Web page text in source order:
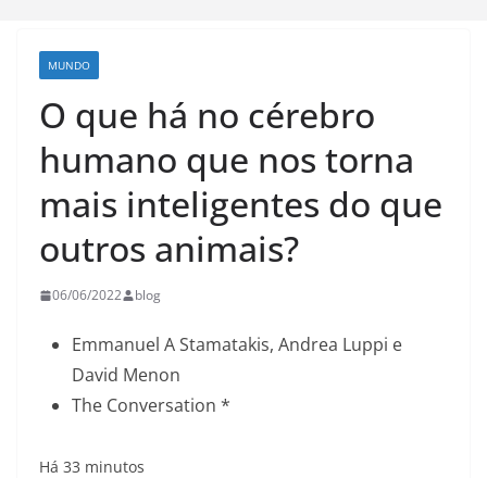
MUNDO
O que há no cérebro
humano que nos torna
mais inteligentes do que
outros animais?
06/06/2022 blog
Emmanuel A Stamatakis, Andrea Luppi e
David Menon
The Conversation *
Há 33 minutos